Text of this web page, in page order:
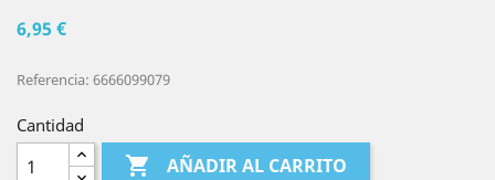
6,95 €
Referencia: 6666099079
Cantidad
 AÑADIR AL CARRITO